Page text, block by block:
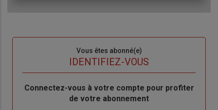
Vous êtes abonné(e)
IDENTIFIEZ-VOUS
Body
Connectez-vous à votre compte pour profiter
de votre abonnement